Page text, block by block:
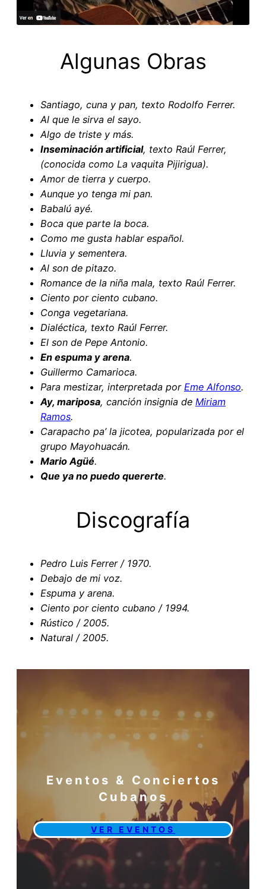
Algunas Obras
Santiago, cuna y pan, texto Rodolfo Ferrer.
Al que le sirva el sayo.
Algo de triste y más.
Inseminación artificial, texto Raúl Ferrer,
(conocida como La vaquita Pijirigua).
Amor de tierra y cuerpo.
Aunque yo tenga mi pan.
Babalú ayé.
Boca que parte la boca.
Como me gusta hablar español.
Lluvia y sementera.
Al son de pitazo.
Romance de la niña mala, texto Raúl Ferrer.
Ciento por ciento cubano.
Conga vegetariana.
Dialéctica, texto Raúl Ferrer.
El son de Pepe Antonio.
En espuma y arena.
Guillermo Camarioca.
Para mestizar, interpretada por Eme Alfonso.
Ay, mariposa, canción insignia de Miriam
Ramos.
Carapacho pa’ la jicotea, popularizada por el
grupo Mayohuacán.
Mario Agüé.
Que ya no puedo quererte.
Discografía
Pedro Luis Ferrer / 1970.
Debajo de mi voz.
Espuma y arena.
Ciento por ciento cubano / 1994.
Rústico / 2005.
Natural / 2005.
Eventos & Conciertos
Cubanos
VER EVENTOS